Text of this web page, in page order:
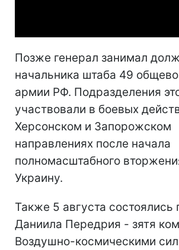
Позже генерал занимал
начальника штаба 49
армии РФ. Подразделения
участвовали в боевых
Херсонском и Запорожском
направлениях после начала
полномасштабного
Украину.
Также 5 августа состоялись
Даниила Передрия - зятя
Воздушно-космическими